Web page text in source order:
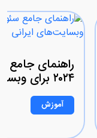
راهنمای جامع
۲۰۲۴ برای وبسایت‌های ایرانی
آموزش